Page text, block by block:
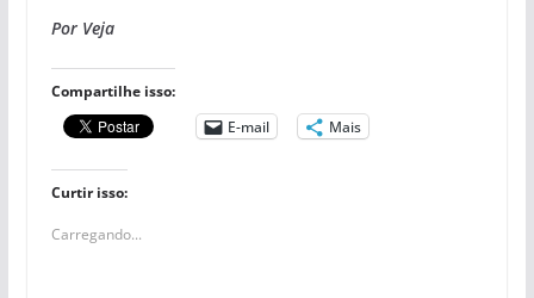
Por Veja
Compartilhe isso:
E-mail
Mais
Curtir isso:
Carregando...